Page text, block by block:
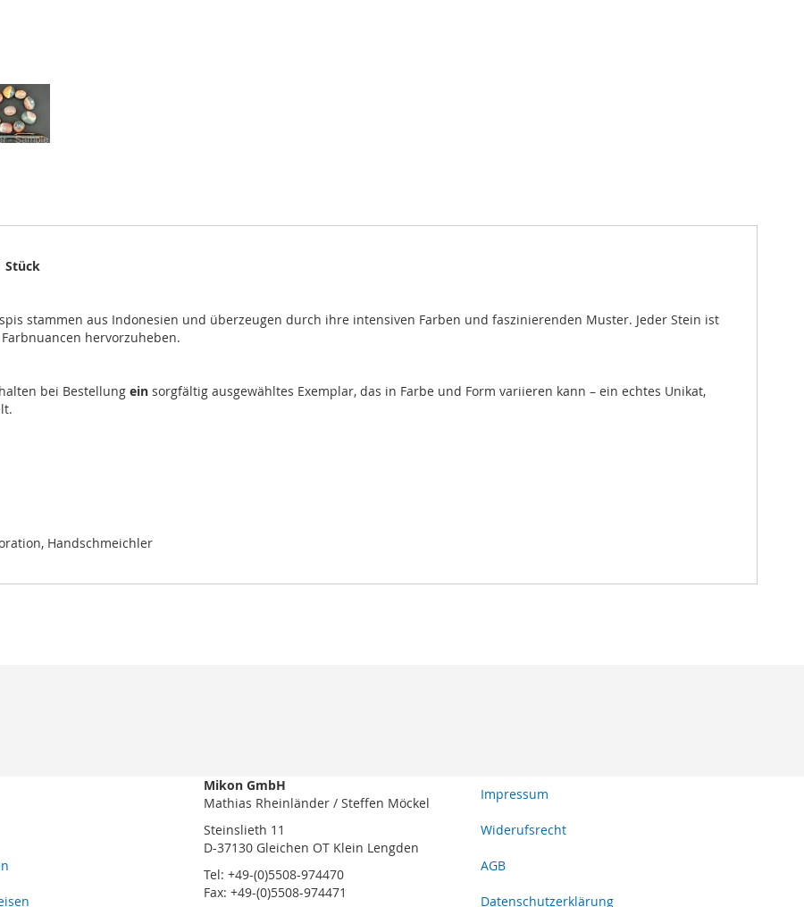
Stück
stammen aus Indonesien und überzeugen durch ihre intensiven Farben und faszinierenden Muster. Jeder Stein ist
hervorzuheben.
bei Bestellung ein sorgfältig ausgewähltes Exemplar, das in Farbe und Form variieren kann – ein echtes Unikat,
Handschmeichler
Mikon GmbH
Mathias Rheinländer / Steffen Möckel
Steinslieth 11
D-37130 Gleichen OT Klein Lengden
Tel: +49-(0)5508-974470
Fax: +49-(0)5508-974471
Impressum
Widerufsrecht
AGB
Datenschutzerklärung